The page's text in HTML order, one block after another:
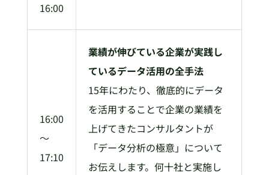
16:00
16:00
～
17:10
業績が伸びている企業が実践し
ているデータ活用の全手法
15年にわたり、徹底的にデータ
を活用することで企業の業績を
上げてきたコンサルタントが
「データ分析の極意」について
お伝えします。何十社と実施し